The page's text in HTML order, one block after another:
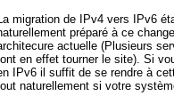
migration de IPv4 vers IPv6
préparé à ce
actuelle (Plusieurs
en effet tourner le site). Si
IPv6 il suffit de se rendre à
naturellement si votre